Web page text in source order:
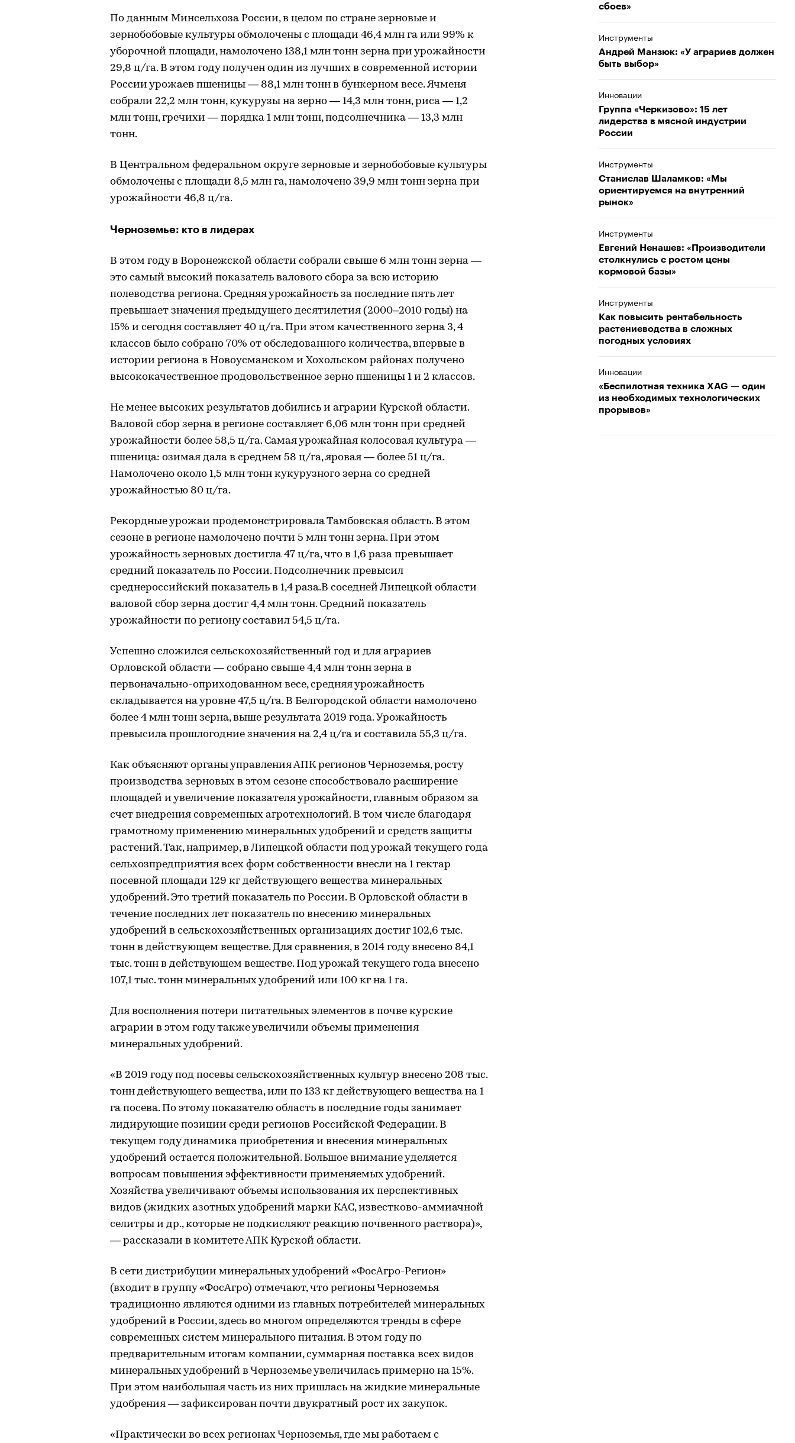
По данным Минсельхоза России, в целом по стране зерновые и
зернобобовые культуры обмолочены с площади 46,4 млн га или 99% к
уборочной площади, намолочено 138,1 млн тонн зерна при урожайности
29,8 ц/га. В этом году получен один из лучших в современной истории
России урожаев пшеницы — 88,1 млн тонн в бункерном весе. Ячменя
собрали 22,2 млн тонн, кукурузы на зерно — 14,3 млн тонн, риса — 1,2
млн тонн, гречихи — порядка 1 млн тонн, подсолнечника — 13,3 млн
тонн.
В Центральном федеральном округе зерновые и зернобобовые культуры
обмолочены с площади 8,5 млн га, намолочено 39,9 млн тонн зерна при
урожайности 46,8 ц/га.
Черноземье: кто в лидерах
В этом году в Воронежской области собрали свыше 6 млн тонн зерна —
это самый высокий показатель валового сбора за всю историю
полеводства региона. Средняя урожайность за последние пять лет
превышает значения предыдущего десятилетия (2000–2010 годы) на
15% и сегодня составляет 40 ц/га. При этом качественного зерна 3, 4
классов было собрано 70% от обследованного количества, впервые в
истории региона в Новоусманском и Хохольском районах получено
высококачественное продовольственное зерно пшеницы 1 и 2 классов.
Не менее высоких результатов добились и аграрии Курской области.
Валовой сбор зерна в регионе составляет 6,06 млн тонн при средней
урожайности более 58,5 ц/га. Самая урожайная колосовая культура —
пшеница: озимая дала в среднем 58 ц/га, яровая — более 51 ц/га.
Намолочено около 1,5 млн тонн кукурузного зерна со средней
урожайностью 80 ц/га.
Рекордные урожаи продемонстрировала Тамбовская область. В этом
сезоне в регионе намолочено почти 5 млн тонн зерна. При этом
урожайность зерновых достигла 47 ц/га, что в 1,6 раза превышает
средний показатель по России. Подсолнечник превысил
среднероссийский показатель в 1,4 раза.В соседней Липецкой области
валовой сбор зерна достиг 4,4 млн тонн. Средний показатель
урожайности по региону составил 54,5 ц/га.
Успешно сложился сельскохозяйственный год и для аграриев
Орловской области — собрано свыше 4,4 млн тонн зерна в
первоначально-оприходованном весе, средняя урожайность
складывается на уровне 47,5 ц/га. В Белгородской области намолочено
более 4 млн тонн зерна, выше результата 2019 года. Урожайность
превысила прошлогодние значения на 2,4 ц/га и составила 55,3 ц/га.
Как объясняют органы управления АПК регионов Черноземья, росту
производства зерновых в этом сезоне способствовало расширение
площадей и увеличение показателя урожайности, главным образом за
счет внедрения современных агротехнологий. В том числе благодаря
грамотному применению минеральных удобрений и средств защиты
растений. Так, например, в Липецкой области под урожай текущего года
сельхозпредприятия всех форм собственности внесли на 1 гектар
посевной площади 129 кг действующего вещества минеральных
удобрений. Это третий показатель по России. В Орловской области в
течение последних лет показатель по внесению минеральных
удобрений в сельскохозяйственных организациях достиг 102,6 тыс.
тонн в действующем веществе. Для сравнения, в 2014 году внесено 84,1
тыс. тонн в действующем веществе. Под урожай текущего года внесено
107,1 тыс. тонн минеральных удобрений или 100 кг на 1 га.
Для восполнения потери питательных элементов в почве курские
аграрии в этом году также увеличили объемы применения
минеральных удобрений.
«В 2019 году под посевы сельскохозяйственных культур внесено 208 тыс.
тонн действующего вещества, или по 133 кг действующего вещества на 1
га посева. По этому показателю область в последние годы занимает
лидирующие позиции среди регионов Российской Федерации. В
текущем году динамика приобретения и внесения минеральных
удобрений остается положительной. Большое внимание уделяется
вопросам повышения эффективности применяемых удобрений.
Хозяйства увеличивают объемы использования их перспективных
видов (жидких азотных удобрений марки КАС, известково-аммиачной
селитры и др., которые не подкисляют реакцию почвенного раствора)»,
— рассказали в комитете АПК Курской области.
В сети дистрибуции минеральных удобрений «ФосАгро-Регион»
(входит в группу «ФосАгро) отмечают, что регионы Черноземья
традиционно являются одними из главных потребителей минеральных
удобрений в России, здесь во многом определяются тренды в сфере
современных систем минерального питания. В этом году по
предварительным итогам компании, суммарная поставка всех видов
минеральных удобрений в Черноземье увеличилась примерно на 15%.
При этом наибольшая часть из них пришлась на жидкие минеральные
удобрения — зафиксирован почти двукратный рост их закупок.
«Практически во всех регионах Черноземья, где мы работаем с
сбоев»
Инструменты
Андрей Манзюк: «У аграриев должен
быть выбор»
Инновации
Группа «Черкизово»: 15 лет
лидерства в мясной индустрии
России
Инструменты
Станислав Шаламков: «Мы
ориентируемся на внутренний
рынок»
Инструменты
Евгений Ненашев: «Производители
столкнулись с ростом цены
кормовой базы»
Инструменты
Как повысить рентабельность
растениеводства в сложных
погодных условиях
Инновации
«Беспилотная техника XAG — один
из необходимых технологических
прорывов»